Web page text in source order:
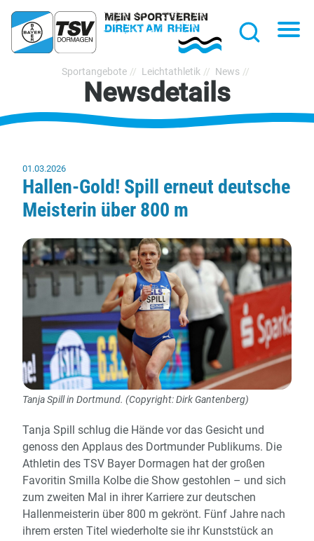
TSV
Dormagen
1920
Sportangebote Leichtathletik News
Newsdetails
01.03.2026
Hallen-Gold! Spill erneut deutsche
Meisterin über 800 m
Tanja Spill in Dortmund. (Copyright: Dirk Gantenberg)
Tanja Spill schlug die Hände vor das Gesicht und
genoss den Applaus des Dortmunder Publikums. Die
Athletin des TSV Bayer Dormagen hat der großen
Favoritin Smilla Kolbe die Show gestohlen – und sich
zum zweiten Mal in ihrer Karriere zur deutschen
Hallenmeisterin über 800 m gekrönt. Fünf Jahre nach
ihrem ersten Titel wiederholte sie ihr Kunststück an